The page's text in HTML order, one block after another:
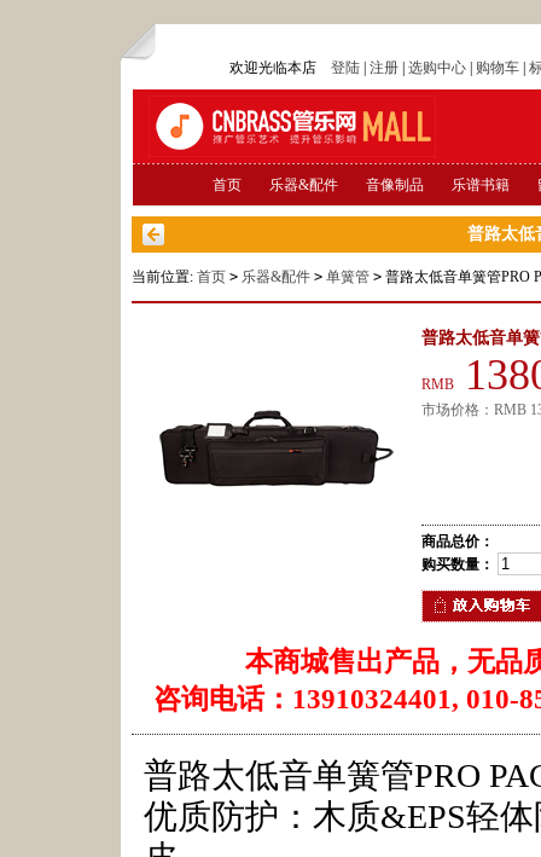
欢迎光临本店 登陆| 注册| 选购中心| 购物车|
首页 乐器&配件 音像制品 乐谱书籍
普路太低
当前位置: 首页 > 乐器&配件 > 单簧管 > 普路太低音单簧管PRO
普路太低音单
RMB
市场价格： RMB
商品总价：
购买数量：
本商城售出产品，无品
咨询电话：13910324401, 010-
普路太低音单簧管PRO
优质防护：木质&EPS轻